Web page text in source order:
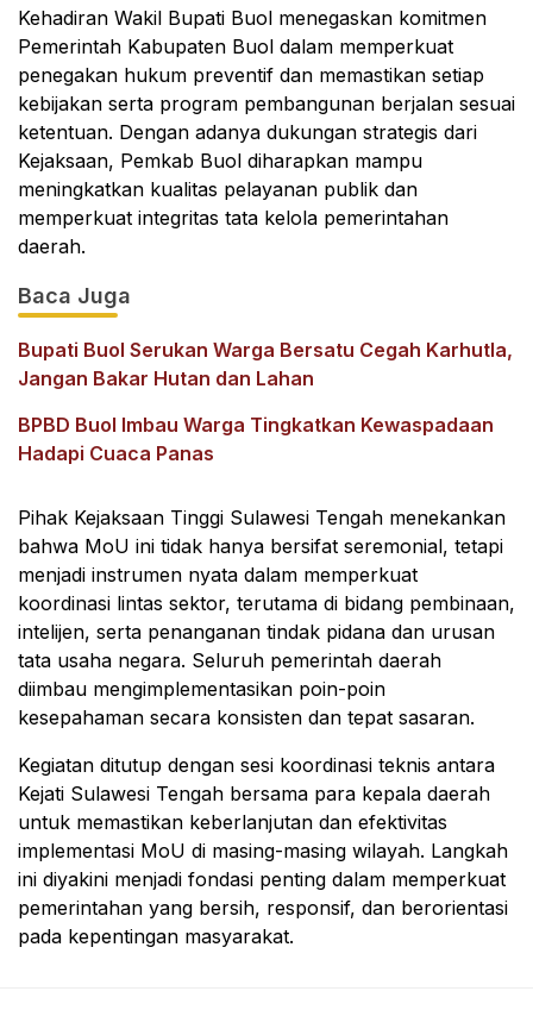
Kehadiran Wakil Bupati Buol menegaskan komitmen
Pemerintah Kabupaten Buol dalam memperkuat
penegakan hukum preventif dan memastikan setiap
kebijakan serta program pembangunan berjalan sesuai
ketentuan. Dengan adanya dukungan strategis dari
Kejaksaan, Pemkab Buol diharapkan mampu
meningkatkan kualitas pelayanan publik dan
memperkuat integritas tata kelola pemerintahan
daerah.
Baca Juga
Bupati Buol Serukan Warga Bersatu Cegah Karhutla,
Jangan Bakar Hutan dan Lahan
BPBD Buol Imbau Warga Tingkatkan Kewaspadaan
Hadapi Cuaca Panas
Pihak Kejaksaan Tinggi Sulawesi Tengah menekankan
bahwa MoU ini tidak hanya bersifat seremonial, tetapi
menjadi instrumen nyata dalam memperkuat
koordinasi lintas sektor, terutama di bidang pembinaan,
intelijen, serta penanganan tindak pidana dan urusan
tata usaha negara. Seluruh pemerintah daerah
diimbau mengimplementasikan poin-poin
kesepahaman secara konsisten dan tepat sasaran.
Kegiatan ditutup dengan sesi koordinasi teknis antara
Kejati Sulawesi Tengah bersama para kepala daerah
untuk memastikan keberlanjutan dan efektivitas
implementasi MoU di masing-masing wilayah. Langkah
ini diyakini menjadi fondasi penting dalam memperkuat
pemerintahan yang bersih, responsif, dan berorientasi
pada kepentingan masyarakat.